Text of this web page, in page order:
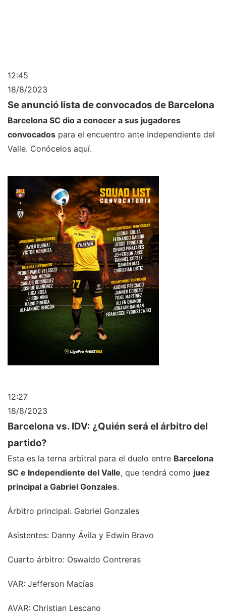
12:45
18/8/2023
Se anunció lista de convocados de Barcelona
Barcelona SC dio a conocer a sus jugadores
convocados para el encuentro ante Independiente del
Valle. Conócelos aquí.
12:27
18/8/2023
Barcelona vs. IDV: ¿Quién será el árbitro del
partido?
Esta es la terna arbitral para el duelo entre Barcelona
SC e Independiente del Valle, que tendrá como juez
principal a Gabriel Gonzales.
Árbitro principal: Gabriel Gonzales
Asistentes: Danny Ávila y Edwin Bravo
Cuarto árbitro: Oswaldo Contreras
VAR: Jefferson Macías
AVAR: Christian Lescano